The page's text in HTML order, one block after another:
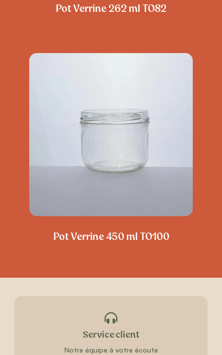
Pot Verrine 262 ml TO82
Pot Verrine 450 ml TO100
Service client
Notre équipe à votre écoute